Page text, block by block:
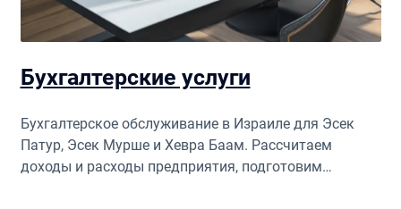
Бухгалтерские услуги
Бухгалтерское обслуживание в Израиле для Эсек
Патур, Эсек Мурше и Хевра Баам. Рассчитаем
доходы и расходы предприятия, подготовим